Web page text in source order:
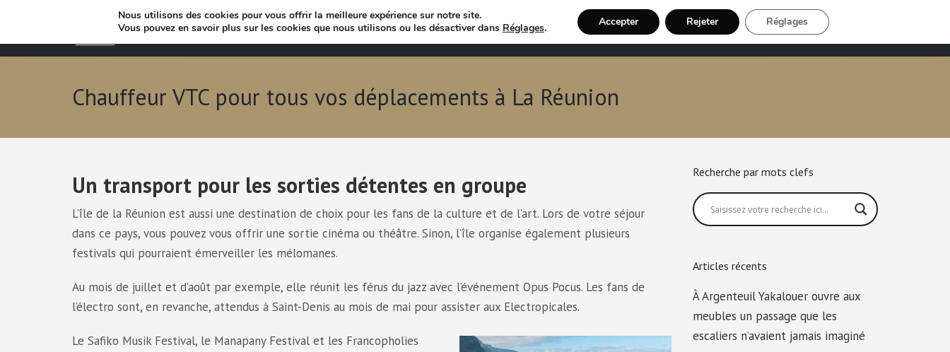
Annuaire VTC Recherche Chauffeur VTC Inscription Chauffeur
Chauffeur VTC pour tous vos déplacements à La Réunion
Un transport pour les sorties détentes en groupe
L’île de la Réunion est aussi une destination de choix pour les fans de la culture et de l’art. Lors de votre séjour
dans ce pays, vous pouvez vous offrir une sortie cinéma ou théâtre. Sinon, l’île organise également plusieurs
festivals qui pourraient émerveiller les mélomanes.
Au mois de juillet et d’août par exemple, elle réunit les férus du jazz avec l’événement Opus Pocus. Les fans de
l’électro sont, en revanche, attendus à Saint-Denis au mois de mai pour assister aux Electropicales.
Le Safiko Musik Festival, le Manapany Festival et les Francopholies
Recherche par mots clefs
Articles récents
À Argenteuil Yakalouer ouvre aux
meubles un passage que les
escaliers n’avaient jamais imaginé
Nous utilisons des cookies pour vous offrir la meilleure expérience sur notre site.
Vous pouvez en savoir plus sur les cookies que nous utilisons ou les désactiver dans Réglages. Accepter Rejeter Réglages